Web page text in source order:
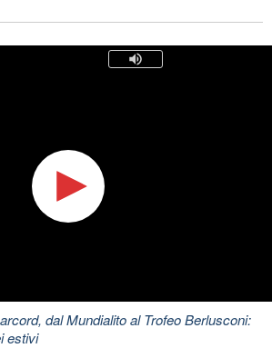
dal Mundialito al Trofeo Berlusconi:
estivi